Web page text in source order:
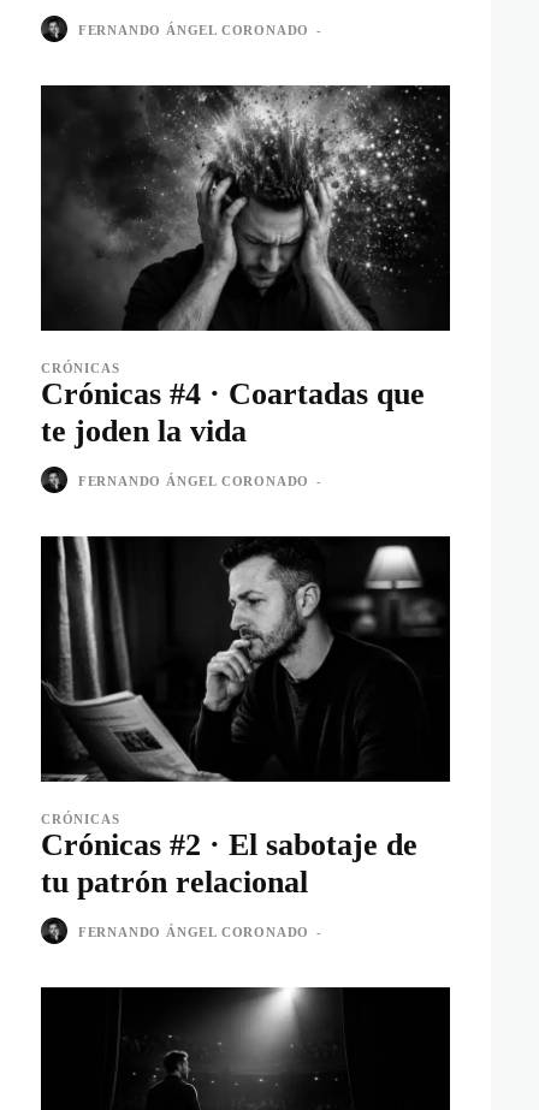
FERNANDO ÁNGEL CORONADO -
CRÓNICAS
Crónicas #4 · Coartadas que
te joden la vida
FERNANDO ÁNGEL CORONADO -
CRÓNICAS
Crónicas #2 · El sabotaje de
tu patrón relacional
FERNANDO ÁNGEL CORONADO -